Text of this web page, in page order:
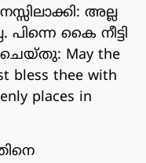
അല്ല
കൈ നീട്ടി
May the
bless thee with
places in